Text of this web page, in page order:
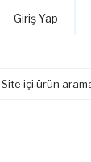
Giriş Yap